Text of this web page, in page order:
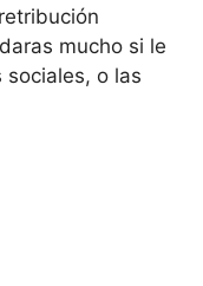
mucho si le
o las